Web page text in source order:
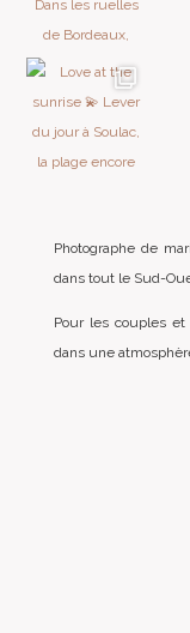
Photographe de
dans tout le Sud-
Pour les couples
dans une